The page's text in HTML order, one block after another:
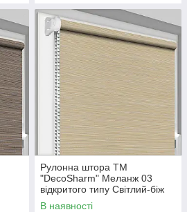
Рулонна штора ТМ
"DecoSharm" Меланж 03
відкритого типу Світлий-біж
В наявності